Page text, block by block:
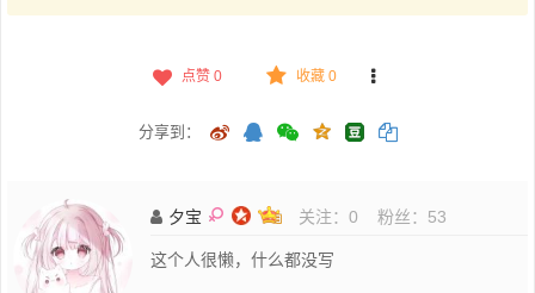
点赞 0 收藏 0
分享到：
夕宝 关注： 0 粉丝： 53
这个人很懒，什么都没写